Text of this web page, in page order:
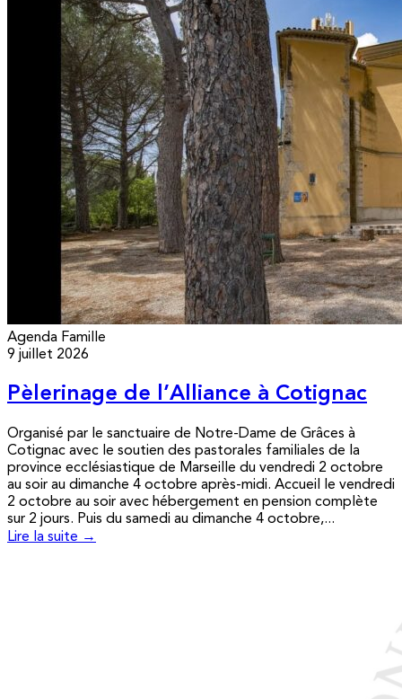
Agenda Famille
9 juillet 2026
Pèlerinage de l’Alliance à Cotignac
Organisé par le sanctuaire de Notre-Dame de Grâces à
Cotignac avec le soutien des pastorales familiales de la
province ecclésiastique de Marseille du vendredi 2 octobre
au soir au dimanche 4 octobre après-midi. Accueil le vendredi
2 octobre au soir avec hébergement en pension complète
sur 2 jours. Puis du samedi au dimanche 4 octobre,...
Lire la suite →